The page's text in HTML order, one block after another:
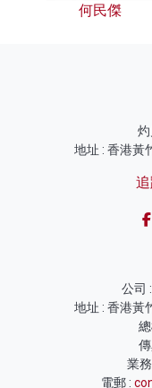
何民傑
地址 : 香港黃
公司
地址 : 香港黃
業
電郵 :